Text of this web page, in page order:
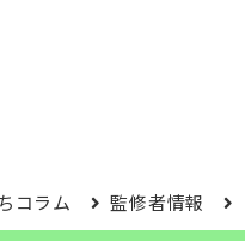
コラム 監修者情報